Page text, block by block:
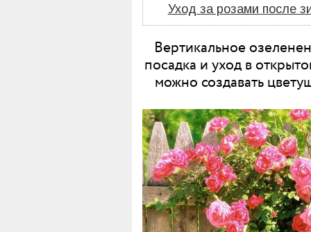
Уход за розами после
Вертикальное
посадка и уход в
можно создавать